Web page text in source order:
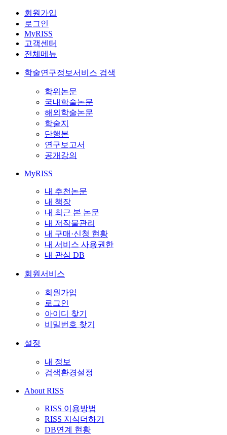
회원가입
로그인
MyRISS
고객센터
전체메뉴
학술연구정보서비스 검색
학위논문
국내학술논문
해외학술논문
학술지
단행본
연구보고서
공개강의
MyRISS
내 추천논문
내 책장
내 최근 본 논문
내 저작물관리
내 구매·신청 현황
내 서비스 사용권한
내 관심 DB
회원서비스
회원가입
로그인
아이디 찾기
비밀번호 찾기
설정
내 정보
검색환경설정
About RISS
RISS 이용방법
RISS 지식더하기
DB연계 현황